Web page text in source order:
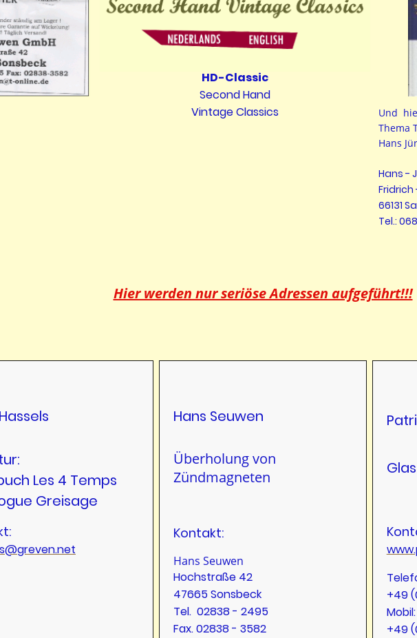
Und
Thema
Hans
Hans -
Fridrich
66131
Tel.:
HD-Classic
Second Hand
Vintage Classics
Hier werden nur seriöse Adressen aufgeführt!!!
Les 4 Temps
Greisage
Hans Seuwen
Überholung von
Zündmagneten
Kontakt:
Hans Seuwen
Hochstraße 42
47665 Sonsbeck
Tel. 02838 - 2495
Fax. 02838 - 3582
+49
Mobil:
+49